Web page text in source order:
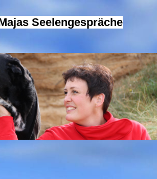
Seelengespräche